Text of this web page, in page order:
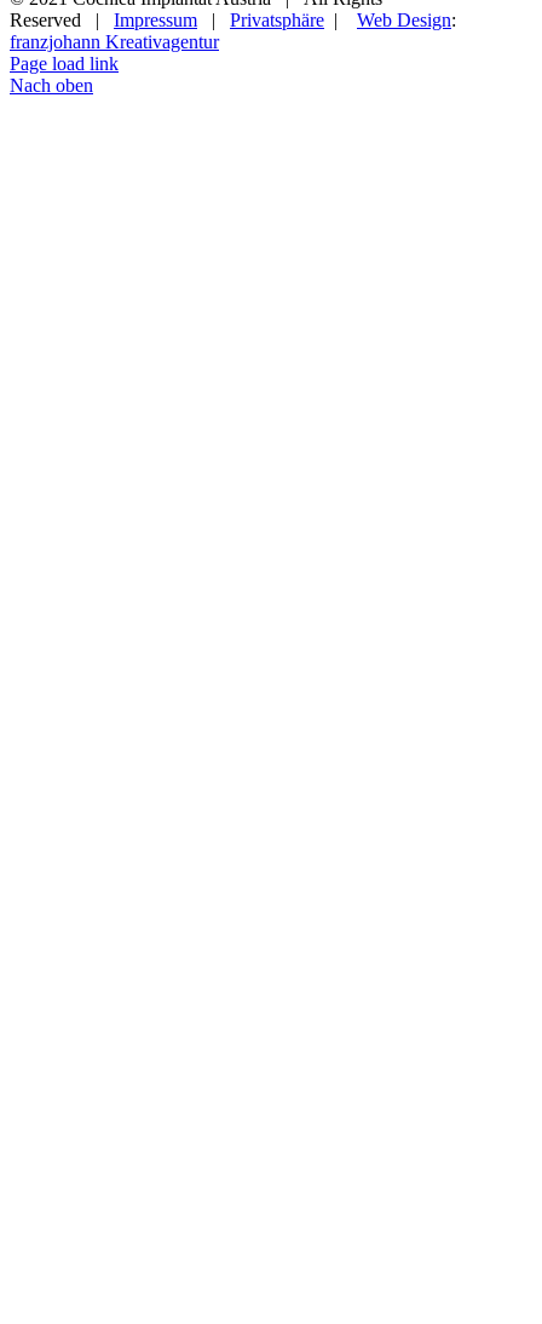
Reserved | Impressum | Privatsphäre | Web Design:
franzjohann Kreativagentur
Page load link
Nach oben